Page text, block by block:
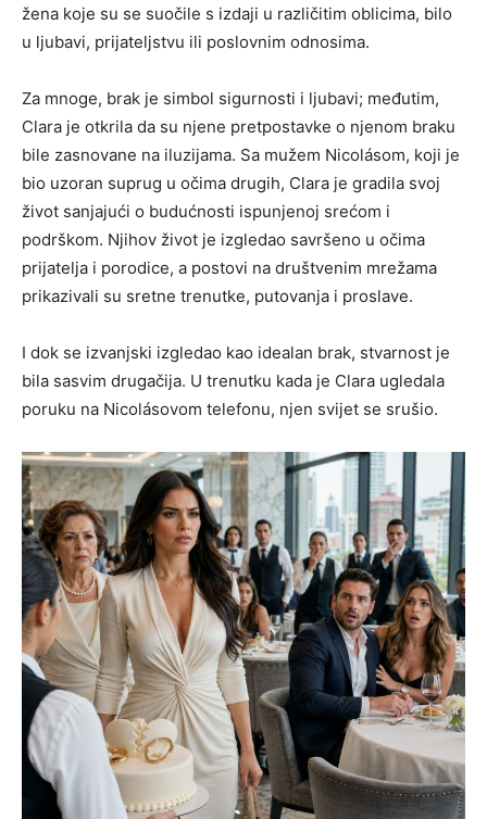
žena koje su se suočile s izdaji u različitim oblicima, bilo
u ljubavi, prijateljstvu ili poslovnim odnosima.
Za mnoge, brak je simbol sigurnosti i ljubavi; međutim,
Clara je otkrila da su njene pretpostavke o njenom braku
bile zasnovane na iluzijama. Sa mužem Nicolásom, koji je
bio uzoran suprug u očima drugih, Clara je gradila svoj
život sanjajući o budućnosti ispunjenoj srećom i
podrškom. Njihov život je izgledao savršeno u očima
prijatelja i porodice, a postovi na društvenim mrežama
prikazivali su sretne trenutke, putovanja i proslave.
I dok se izvanjski izgledao kao idealan brak, stvarnost je
bila sasvim drugačija. U trenutku kada je Clara ugledala
poruku na Nicolásovom telefonu, njen svijet se srušio.